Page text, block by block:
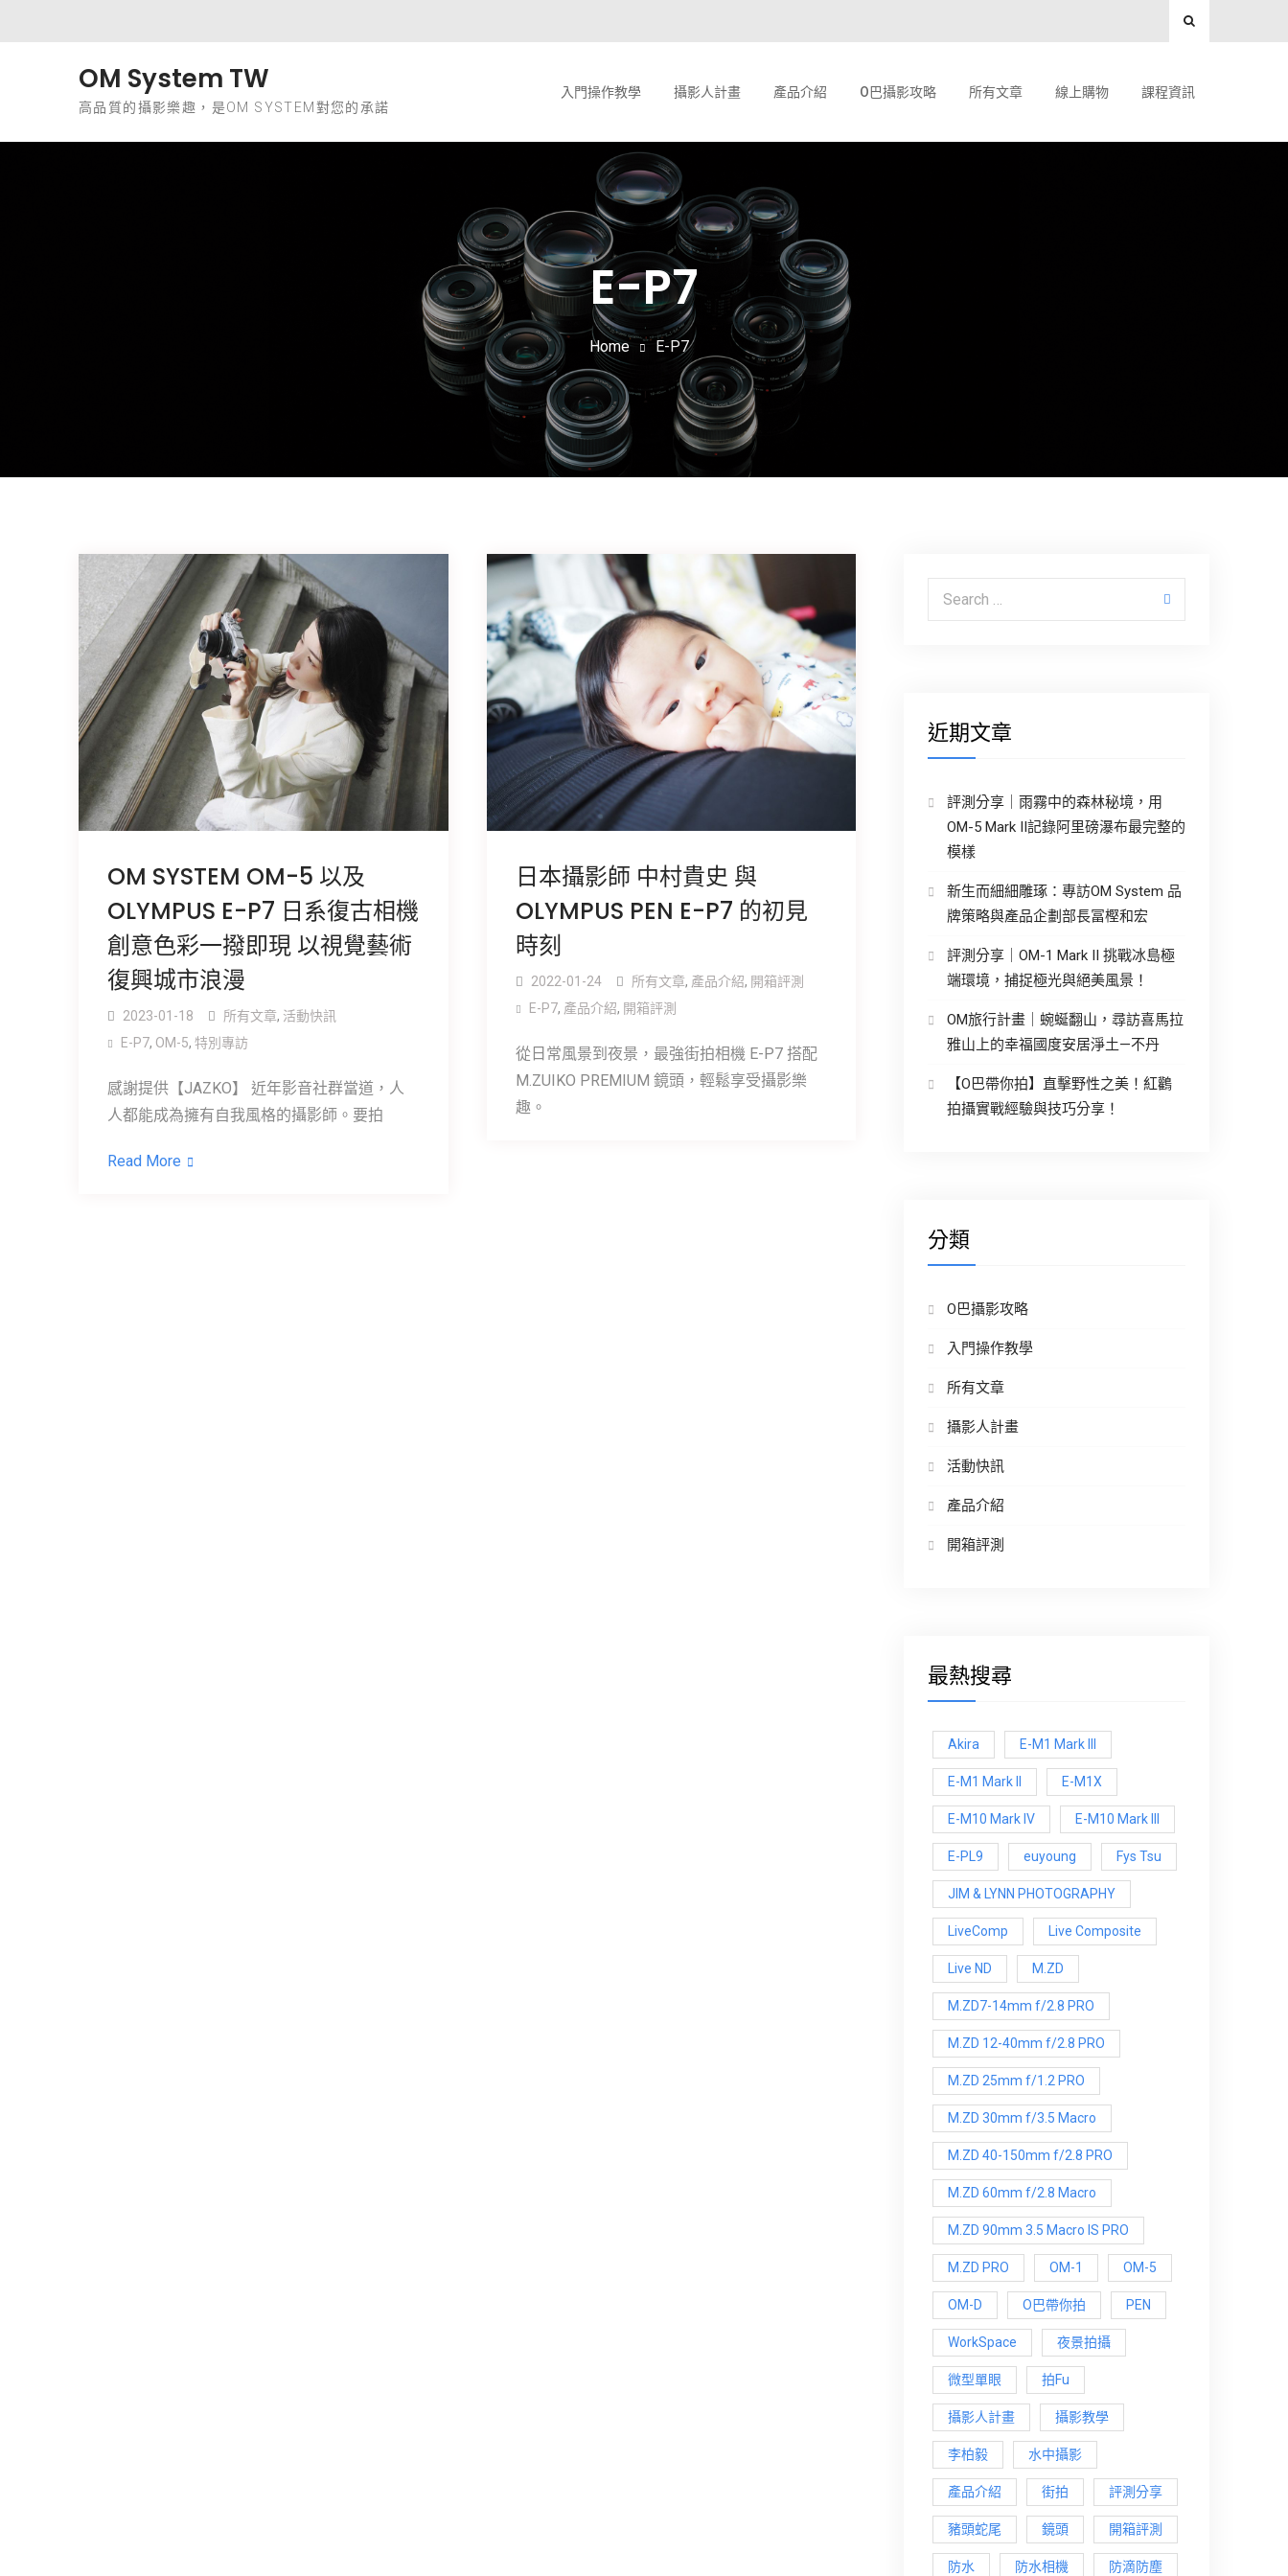
OM System TW
高品質的攝影樂趣，是OM SYSTEM對您的承諾
入門操作教學 攝影人計畫 產品介紹 O巴攝影攻略 所有文章 線上購物 課程資訊
E-P7
Home E-P7
OM SYSTEM OM-5 以及
OLYMPUS E-P7 日系復古相機
創意色彩一撥即現 以視覺藝術
復興城市浪漫
2023-01-18 所有文章, 活動快訊
E-P7, OM-5, 特別專訪
感謝提供【JAZKO】 近年影音社群當道，人
人都能成為擁有自我風格的攝影師。要拍
Read More
日本攝影師 中村貴史 與
OLYMPUS PEN E-P7 的初見
時刻
2022-01-24 所有文章, 產品介紹, 開箱評測
E-P7, 產品介紹, 開箱評測
從日常風景到夜景，最強街拍相機 E-P7 搭配
M.ZUIKO PREMIUM 鏡頭，輕鬆享受攝影樂
趣。
Search for:
近期文章
評測分享｜雨霧中的森林秘境，用
OM-5 Mark II記錄阿里磅瀑布最完整的
模樣
新生而細細雕琢：專訪OM System 品
牌策略與產品企劃部長冨樫和宏
評測分享｜OM-1 Mark II 挑戰冰島極
端環境，捕捉極光與絕美風景！
OM旅行計畫｜蜿蜒翻山，尋訪喜馬拉
雅山上的幸福國度安居淨土—不丹
【O巴帶你拍】直擊野性之美！紅鸛
拍攝實戰經驗與技巧分享！
分類
O巴攝影攻略
入門操作教學
所有文章
攝影人計畫
活動快訊
產品介紹
開箱評測
最熱搜尋
Akira E-M1 Mark III
E-M1 Mark ll E-M1X
E-M10 Mark IV E-M10 Mark lll
E-PL9 euyoung Fys Tsu
JIM & LYNN PHOTOGRAPHY
LiveComp Live Composite
Live ND M.ZD
M.ZD7-14mm f/2.8 PRO
M.ZD 12-40mm f/2.8 PRO
M.ZD 25mm f/1.2 PRO
M.ZD 30mm f/3.5 Macro
M.ZD 40-150mm f/2.8 PRO
M.ZD 60mm f/2.8 Macro
M.ZD 90mm 3.5 Macro IS PRO
M.ZD PRO OM-1 OM-5
OM-D O巴帶你拍 PEN
WorkSpace 夜景拍攝
微型單眼 拍Fu
攝影人計畫 攝影教學
李柏毅 水中攝影
產品介紹 街拍 評測分享
豬頭蛇尾 鏡頭 開箱評測
防水 防水相機 防滴防塵